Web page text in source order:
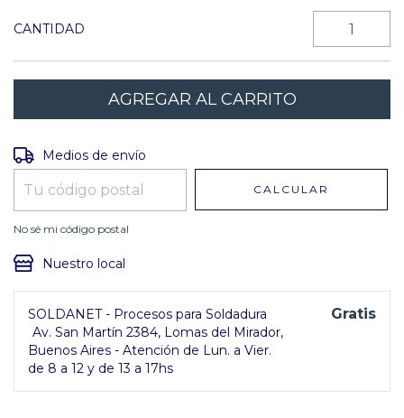
CANTIDAD
Entregas para el CP:
Medios de envío
CALCULAR
No sé mi código postal
Nuestro local
SOLDANET - Procesos para Soldadura
Av. San Martín 2384, Lomas del Mirador,
Buenos Aires - Atención de Lun. a Vier.
de 8 a 12 y de 13 a 17hs
Gratis